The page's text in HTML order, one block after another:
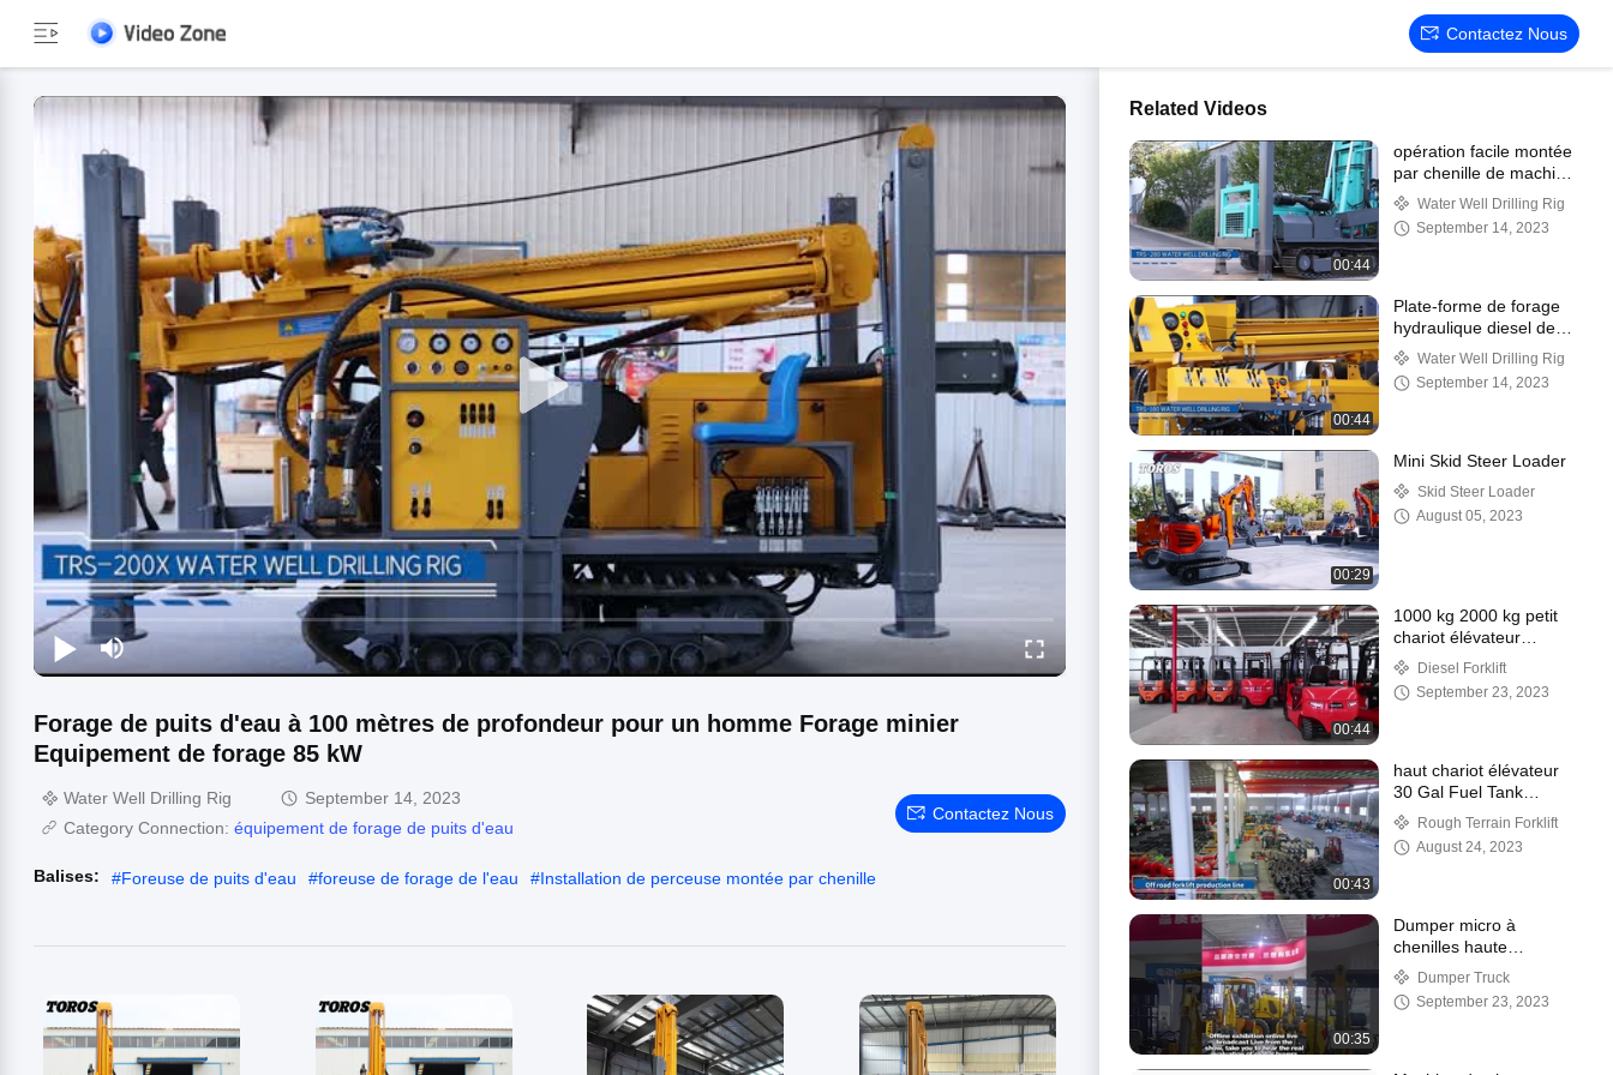
Contactez Nous
Forage de puits d'eau à 100 mètres de profondeur pour un homme Forage minier
Equipement de forage 85 kW
Water Well Drilling Rig
September 14, 2023
Category Connection: équipement de forage de puits d'eau
Contactez Nous
Balises: #Foreuse de puits d'eau #foreuse de forage de l'eau #Installation de perceuse montée par chenille
Related Videos
00:44
opération facile montée
par chenille de machine
de forage de puits d'eau
d'installation de forage
de 300mm
Water Well Drilling Rig
September 14, 2023
00:44
Plate-forme de forage
hydraulique diesel de
chenille de puissance
de TOROS avec le
moteur de YUCHAI
Water Well Drilling Rig
September 14, 2023
00:29
Mini Skid Steer Loader
Skid Steer Loader
August 05, 2023
00:44
1000 kg 2000 kg petit
chariot élévateur
électrique
Diesel Forklift
September 23, 2023
00:43
haut chariot élévateur
30 Gal Fuel Tank
Capacity de terrain
accidenté de 20ft 000
livres de poids
Rough Terrain Forklift
August 24, 2023
00:35
Dumper micro à
chenilles haute
performance de 2 à 2,5
m de largeur, 200 à 400
CV
Dumper Truck
September 23, 2023